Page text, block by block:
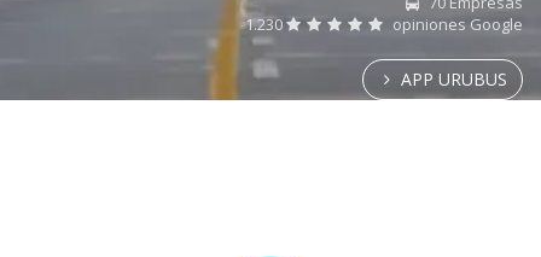
1.230
opiniones Google
APP URUBUS